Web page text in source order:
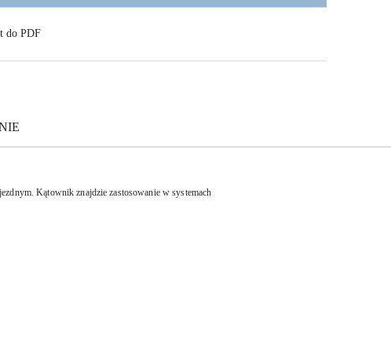
do PDF
Kątownik znajdzie zastosowanie w systemach